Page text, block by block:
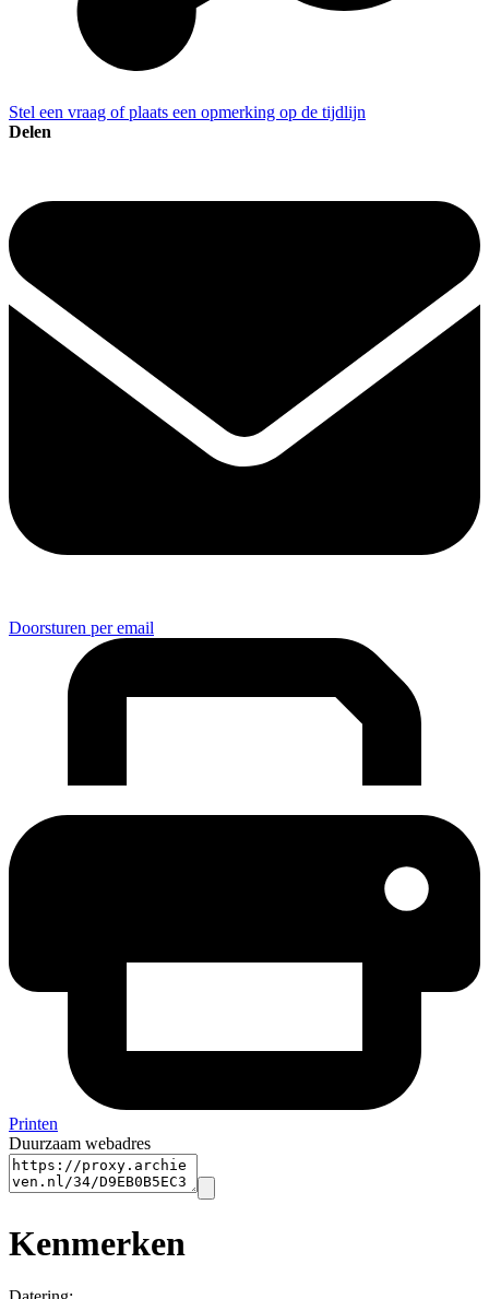
Stel een vraag of plaats een opmerking op de tijdlijn
Delen
Doorsturen per email
Printen
Duurzaam webadres
Kenmerken